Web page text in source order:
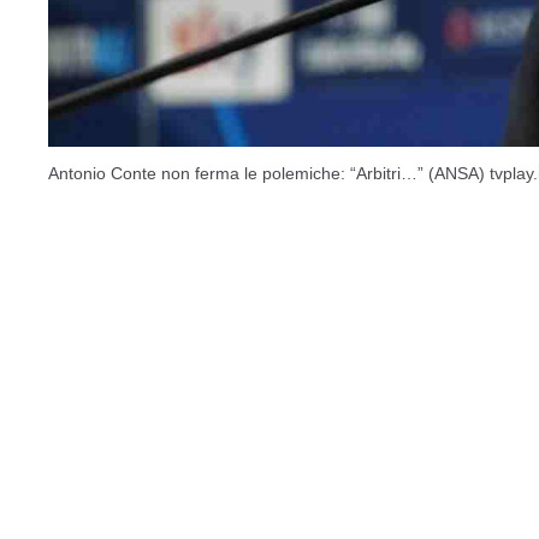
Antonio Conte non ferma le polemiche: “Arbitri…” (ANSA)